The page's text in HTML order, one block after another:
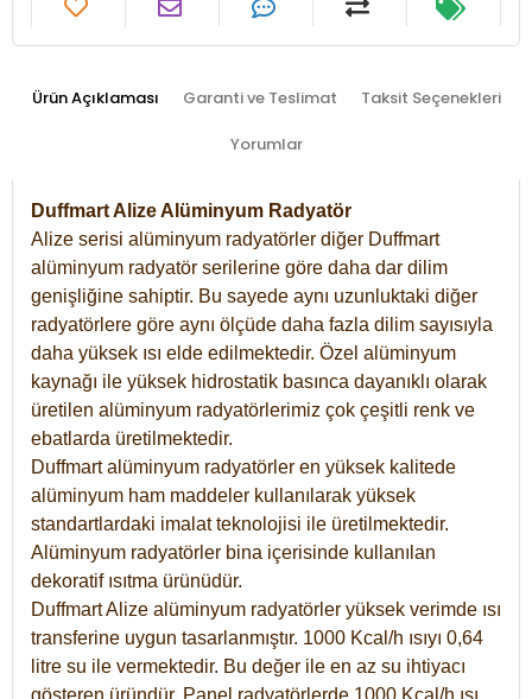
Ürün Açıklaması Garanti ve Teslimat Taksit Seçenekleri
Yorumlar
Duffmart Alize Alüminyum Radyatör
Alize serisi alüminyum radyatörler diğer Duffmart
alüminyum radyatör serilerine göre daha dar dilim
genişliğine sahiptir. Bu sayede aynı uzunluktaki diğer
radyatörlere göre aynı ölçüde daha fazla dilim sayısıyla
daha yüksek ısı elde edilmektedir. Özel alüminyum
kaynağı ile yüksek hidrostatik basınca dayanıklı olarak
üretilen alüminyum radyatörlerimiz çok çeşitli renk ve
ebatlarda üretilmektedir.
Duffmart alüminyum radyatörler en yüksek kalitede
alüminyum ham maddeler kullanılarak yüksek
standartlardaki imalat teknolojisi ile üretilmektedir.
Alüminyum radyatörler bina içerisinde kullanılan
dekoratif ısıtma ürünüdür.
Duffmart Alize alüminyum radyatörler yüksek verimde ısı
transferine uygun tasarlanmıştır. 1000 Kcal/h ısıyı 0,64
litre su ile vermektedir. Bu değer ile en az su ihtiyacı
gösteren üründür. Panel radyatörlerde 1000 Kcal/h ısı